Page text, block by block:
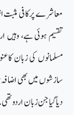
معاشرے پر کافی مثبت
تقسیم ہوئی ہے،
مسلمانوں کی زبان
سازشوں میں بھی اضافہ